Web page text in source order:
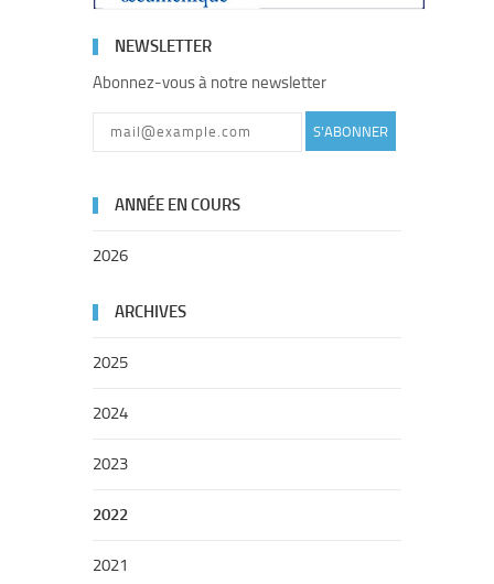
NEWSLETTER
Abonnez-vous à notre newsletter
S'ABONNER
ANNÉE EN COURS
2026
ARCHIVES
2025
2024
2023
2022
2021